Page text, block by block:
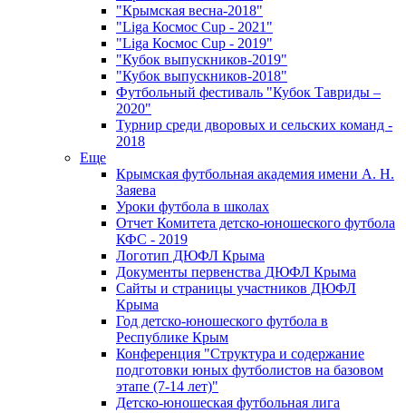
"Крымская весна-2018"
"Liga Космос Cup - 2021"
"Liga Космос Cup - 2019"
"Кубок выпускников-2019"
"Кубок выпускников-2018"
Футбольный фестиваль "Кубок Тавриды –
2020"
Турнир среди дворовых и сельских команд -
2018
Еще
Крымская футбольная академия имени А. Н.
Заяева
Уроки футбола в школах
Отчет Комитета детско-юношеского футбола
КФС - 2019
Логотип ДЮФЛ Крыма
Документы первенства ДЮФЛ Крыма
Сайты и страницы участников ДЮФЛ
Крыма
Год детско-юношеского футбола в
Республике Крым
Конференция "Структура и содержание
подготовки юных футболистов на базовом
этапе (7-14 лет)"
Детско-юношеская футбольная лига